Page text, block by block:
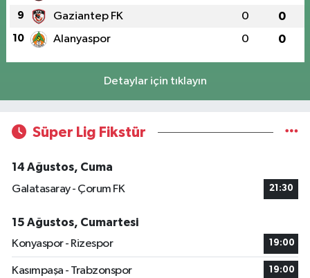
9 Gaziantep FK 0 0
10 Alanyaspor 0 0
Detaylar için tıklayın
Süper Lig Fikstür
14 Ağustos, Cuma
Galatasaray - Çorum FK
21:30
15 Ağustos, Cumartesi
Konyaspor - Rizespor
19:00
Kasımpaşa - Trabzonspor 19:00